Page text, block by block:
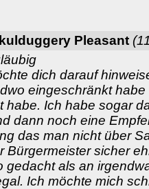
Pleasant
dich darauf
eingeschränkt
habe. Ich habe sogar
dann noch eine
das man nicht über
Bürgermeister sicher
gedacht als an
Ich möchte mich